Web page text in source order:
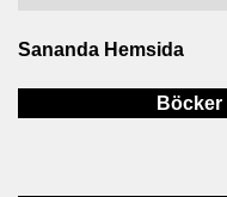
Sananda Hemsida
Böcker